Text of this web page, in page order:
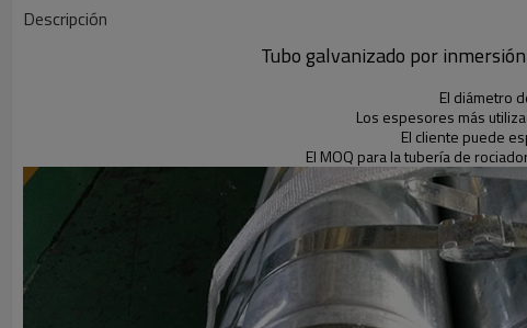
Descripción
Tubo galvanizado por
El diámetro
Los espesores más
El cliente puede
El MOQ para la tubería de